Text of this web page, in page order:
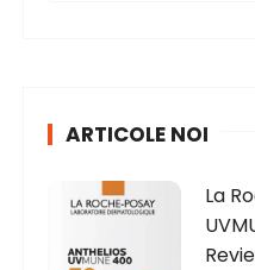
ARTICOLE NOI
La